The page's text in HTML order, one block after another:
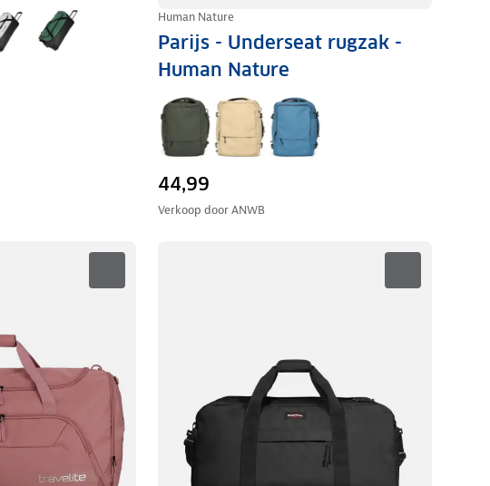
Human Nature
Parijs - Underseat rugzak -
Human Nature
44,99
Verkoop doorANWB